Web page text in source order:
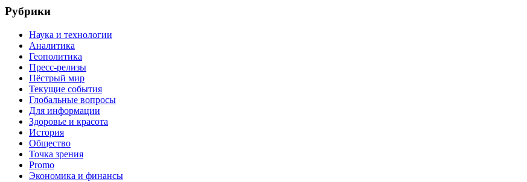
Рубрики
Наука и технологии
Аналитика
Геополитика
Пресс-релизы
Пёстрый мир
Текущие события
Глобальные вопросы
Для информации
Здоровье и красота
История
Общество
Точка зрения
Promo
Экономика и финансы